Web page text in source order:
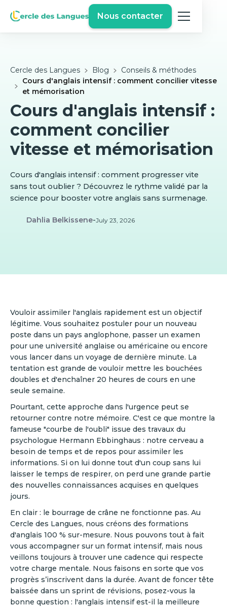
Nous contacter
Cercle des Langues Blog
Conseils & méthodes
Cours d'anglais intensif : comment concilier vitesse
et mémorisation
Cours d'anglais intensif :
comment concilier
vitesse et mémorisation
Cours d'anglais intensif : comment progresser vite
sans tout oublier ? Découvrez le rythme validé par la
science pour booster votre anglais sans surmenage.
Dahlia Belkissene-July 23, 2026
Vouloir assimiler l'anglais rapidement est un objectif
légitime. Vous souhaitez postuler pour un nouveau
poste dans un pays anglophone, passer un examen
pour une université anglaise ou américaine ou encore
vous lancer dans un voyage de dernière minute. La
tentation est grande de vouloir mettre les bouchées
doubles et d'enchaîner 20 heures de cours en une
seule semaine.
Pourtant, cette approche dans l'urgence peut se
retourner contre notre mémoire. C'est ce que montre la
fameuse "courbe de l'oubli" issue des travaux du
psychologue Hermann Ebbinghaus : notre cerveau a
besoin de temps et de repos pour assimiler les
informations. Si on lui donne tout d'un coup sans lui
laisser le temps de respirer, on perd une grande partie
des nouvelles connaissances acquises en quelques
jours.
En clair : le bourrage de crâne ne fonctionne pas. Au
Cercle des Langues, nous créons des formations
d'anglais 100 % sur-mesure. Nous pouvons tout à fait
vous accompagner sur un format intensif, mais nous
veillons toujours à trouver une cadence qui respecte
votre charge mentale. Nous faisons en sorte que vos
progrès s’inscrivent dans la durée. Avant de foncer tête
baissée dans un sprint de révisions, posez-vous la
bonne question : l'anglais intensif est-il la meilleure